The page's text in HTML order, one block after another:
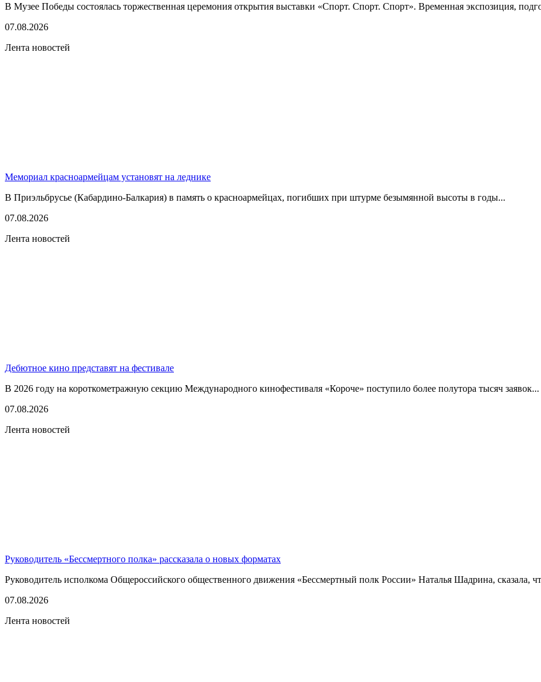
В Музее Победы состоялась торжественная церемония открытия выставки «Спорт. Спорт. Спорт». Временная экспозиция,
07.08.2026
Лента новостей
Мемориал красноармейцам установят на леднике
В Приэльбрусье (Кабардино-Балкария) в память о красноармейцах, погибших при штурме безымянной высоты в годы...
07.08.2026
Лента новостей
Дебютное кино представят на фестивале
В 2026 году на короткометражную секцию Международного кинофестиваля «Короче» поступило более полутора тысяч заявок...
07.08.2026
Лента новостей
Руководитель «Бессмертного полка» рассказала о новых форматах
Руководитель исполкома Общероссийского общественного движения «Бессмертный полк России» Наталья Шадрина, сказала,
07.08.2026
Лента новостей